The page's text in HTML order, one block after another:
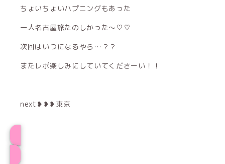
ちょいちょいハプニングもあった
一人名古屋旅たのしかった〜♡♡
次回はいつになるやら…？？
またレポ楽しみにしていてくださーい！！
next❥❥❥東京